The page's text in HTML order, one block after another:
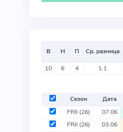
В Н П Ср. разница
10 6 4 1.1
Сезон Дата
FRII (26) 07.06
FRII (26) 03.06